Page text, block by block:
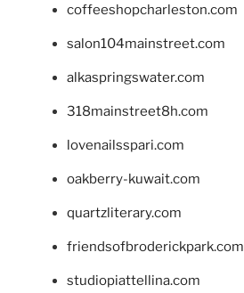
coffeeshopcharleston.com
salon104mainstreet.com
alkaspringswater.com
318mainstreet8h.com
lovenailsspari.com
oakberry-kuwait.com
quartzliterary.com
friendsofbroderickpark.com
studiopiattellina.com